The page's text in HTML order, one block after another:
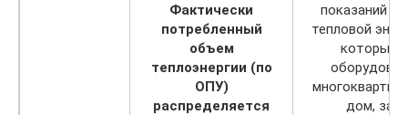
Фактически
потребленный
объем
теплоэнергии (по
ОПУ)
распределяется
показаний
тепловой
которым
оборудован
дом, за